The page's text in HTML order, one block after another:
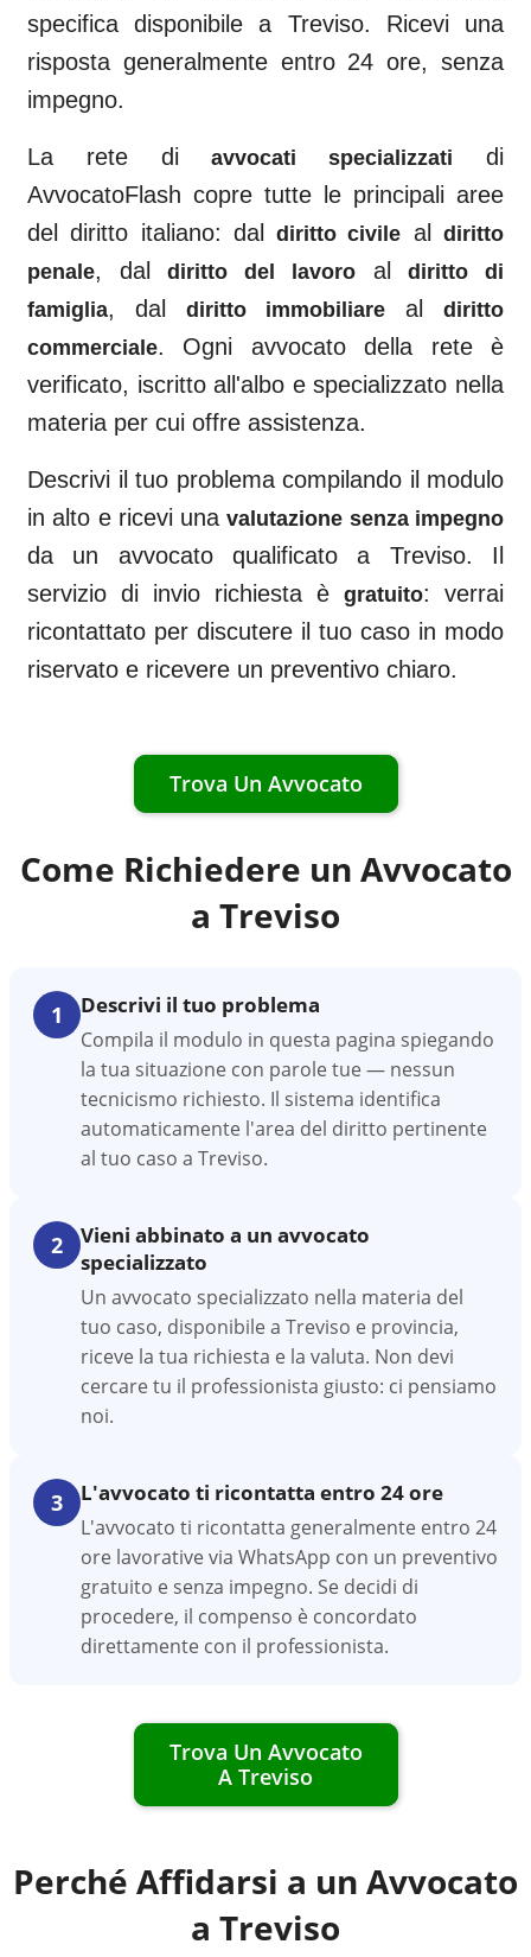
specifica disponibile a Treviso. Ricevi una
risposta generalmente entro 24 ore, senza
impegno.
La rete diavvocati specializzati
di
AvvocatoFlash copre tutte le principali aree
del diritto italiano: daldiritto civile al
diritto
penale, dal diritto del lavoroal
diritto di
famiglia, dal diritto immobiliare al
diritto
commerciale. Ogni avvocato della rete è
verificato, iscritto all'albo e specializzato nella
materia per cui offre assistenza.
Descrivi il tuo problema compilando il modulo
in alto e ricevi unavalutazione senza impegno
da un avvocato qualificato a Treviso. Il
servizio di invio richiesta è gratuito: verrai
ricontattato per discutere il tuo caso in modo
riservato e ricevere un preventivo chiaro.
Trova Un Avvocato
Come Richiedere un Avvocato
a Treviso
1 Descrivi il tuo problema
Compila il modulo in questa pagina spiegando
la tua situazione con parole tue — nessun
tecnicismo richiesto. Il sistema identifica
automaticamente l'area del diritto pertinente
al tuo caso a Treviso.
2
Vieni abbinato a un avvocato
specializzato
Un avvocato specializzato nella materia del
tuo caso, disponibile a Treviso e provincia,
riceve la tua richiesta e la valuta. Non devi
cercare tu il professionista giusto: ci pensiamo
noi.
3 L'avvocato ti ricontatta entro 24 ore
L'avvocato ti ricontatta generalmente entro 24
ore lavorative via WhatsApp con un preventivo
gratuito e senza impegno. Se decidi di
procedere, il compenso è concordato
direttamente con il professionista.
Trova Un Avvocato
A Treviso
Perché Affidarsi a un Avvocato
a Treviso